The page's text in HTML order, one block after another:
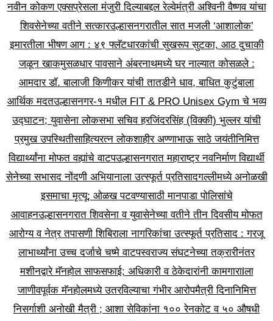
नवीन कोकण एक्सप्रेसला मंजुरी दिल्याबद्दल रेल्वेमंत्री अश्विनी वैष्णव यांचा
शिवसेनेच्या वतीने सत्कारउल्हासनगरातील सात मजली ‘आशालोक’
इमारतीला भीषण आग : ४९ फ्लॅटधारकांची सुखरूप सुटका, आठ दुचाकी
जळून खाकमुसळधार पावसाने अंबरनाथमध्ये घर नाल्यात कोसळले :
आमदार डॉ. बालाजी किणीकर यांची तातडीने धाव, बाधित कुटुंबाला
आर्थिक मदतउल्हासनगर-१ मधील FIT & PRO Unisex Gym चे भव्य
उद्घाटन; युवासेना लोकसभा सचिव हरजिंदरसिंह (विक्की) भुल्लर यांची
प्रमुख उपस्थितीसाहित्यरत्न लोकशाहीर अण्णाभाऊ साठे जयंतीनिमित्त
विद्यार्थ्यांना मोफत वह्यांचे वाटपउल्हासनगरात महाराष्ट्र नवनिर्माण विद्यार्थी
सेनेच्या सभासद नोंदणी अभियानाला उत्स्फूर्त प्रतिसादगल्लीमध्ये अनोळखी
इसमाचा मृत्यू; ओळख पटवण्यासाठी मानपाडा पोलिसांचे
आवाहनउल्हासनगरात शिवसेना व युवासेनेच्या वतीने तीन दिवसीय मोफत
आरोग्य व नेत्र तपासणी शिबिराला नागरिकांचा उत्स्फूर्त प्रतिसाद : गरजू
लाभार्थ्यांना उच्च दर्जाचे चष्मे वाटपस्वराज्य संघटनेच्या तक्रारीनंतर
मशीनद्वारे मॅनहोल साफसफाई; अधिकारी व ठेकेदारांनी कामगाराlला
जाणीवपूर्वक मॅनहोलमध्ये उतरविल्याचा गंभीर आरोपमैत्री दिनानिमित्त
निसर्गाशी अनोखी मैत्री ; आशा सेविकांना १०० रेनकोट व ५० औषधी